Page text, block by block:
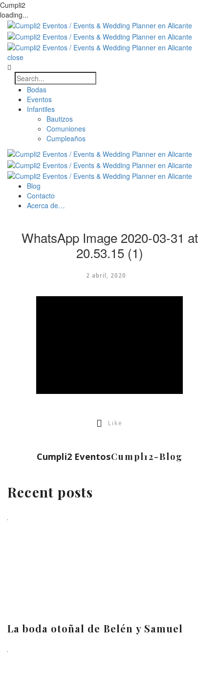
Cumpli2
loading...
close
Bodas
Eventos
Infantiles
Bautizos
Comuniones
Cumpleaños
Blog
Contacto
Acerca de…
WhatsApp Image 2020-03-31 at
20.53.15 (1)
2 abril, 2020
Like
Cumpli2 EventosCumpl12-Blog
Recent posts
La boda otoñal de Belén y Samuel